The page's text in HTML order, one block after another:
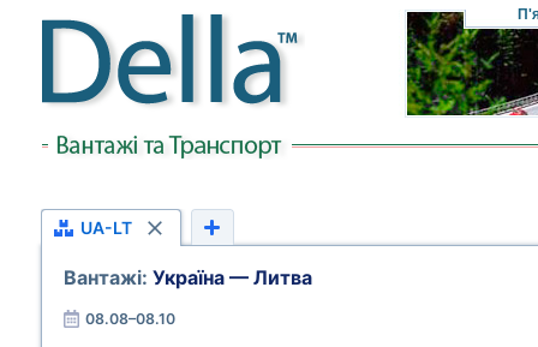
UA-LT
Вантажі: Україна — Литва
08.08–08.10